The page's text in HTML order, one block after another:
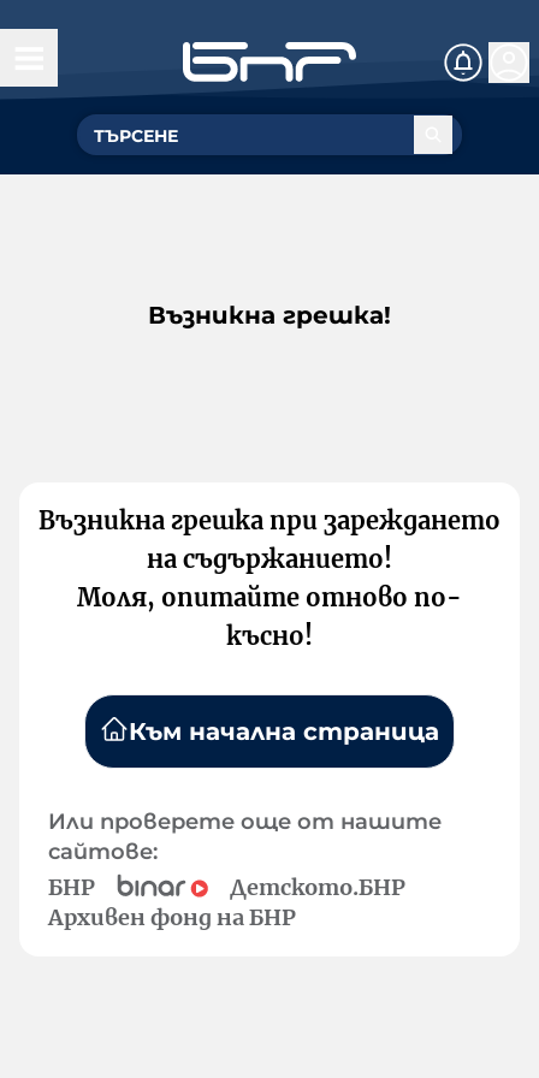
Възникна грешка!
Възникна грешка при зареждането
на съдържанието!
Моля, опитайте отново по-
късно!
Към начална страница
Или проверете още от нашите
сайтове:
БНР
Детското.БНР
Архивен фонд на БНР